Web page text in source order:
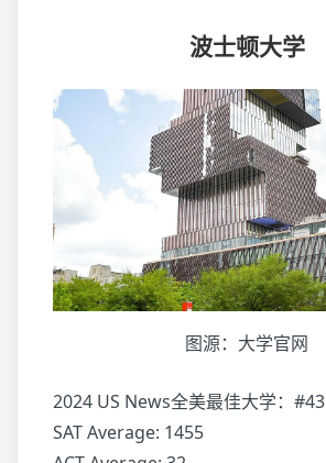
波士顿大学
图源：大学官网
2024 US News全美最佳大学：#43
SAT Average: 1455